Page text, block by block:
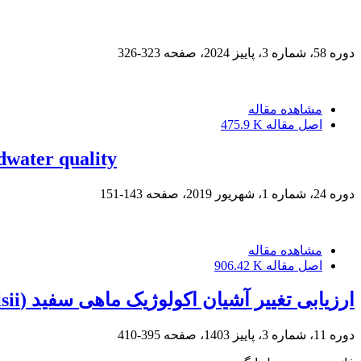
دوره 58، شماره 3، پاییز 2024، صفحه 323-326
مشاهده مقاله
اصل مقاله 475.9 K
quality
دوره 24، شماره 1، شهریور 2019، صفحه 143-151
مشاهده مقاله
اصل مقاله 906.42 K
ارزیابی تغییر آشیان اکولوژیک ماهی سفید (Rutilus frisii) در آبهای جنوبی دریای خزر در طول یک دوره 10ساله
دوره 11، شماره 3، پاییز 1403، صفحه 395-410